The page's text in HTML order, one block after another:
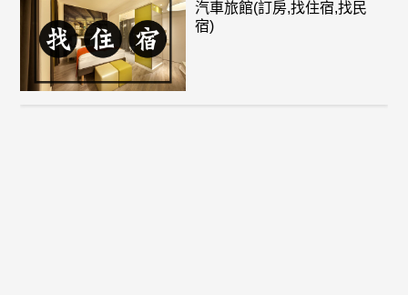
汽車旅館(訂房,找住宿,找民
宿)